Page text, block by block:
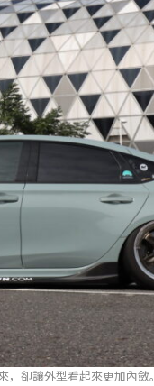
卻讓外型看起來更加內斂。